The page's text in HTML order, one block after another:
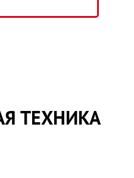
ТЕХНИКА